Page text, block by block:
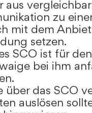
aus
zu
mit dem
setzen.
SCO ist für den
bei ihm
das SCO
auslösen